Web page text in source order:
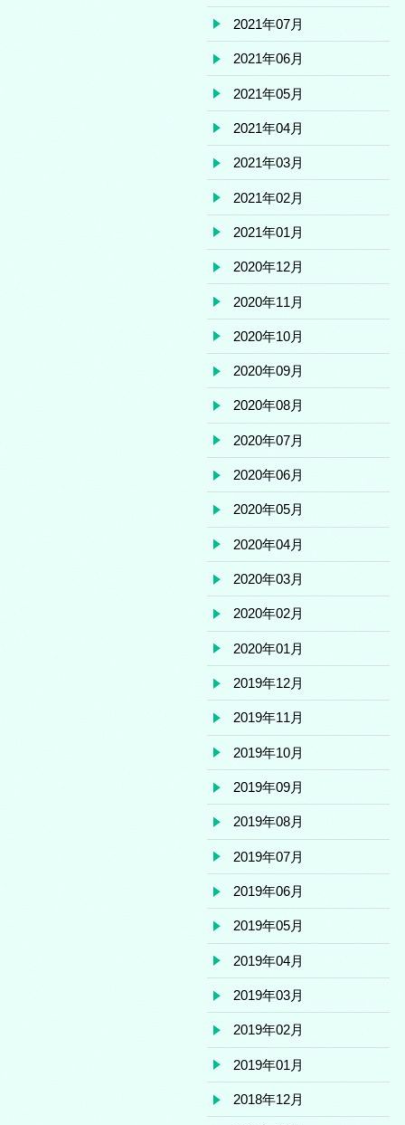
2021年07月
2021年06月
2021年05月
2021年04月
2021年03月
2021年02月
2021年01月
2020年12月
2020年11月
2020年10月
2020年09月
2020年08月
2020年07月
2020年06月
2020年05月
2020年04月
2020年03月
2020年02月
2020年01月
2019年12月
2019年11月
2019年10月
2019年09月
2019年08月
2019年07月
2019年06月
2019年05月
2019年04月
2019年03月
2019年02月
2019年01月
2018年12月